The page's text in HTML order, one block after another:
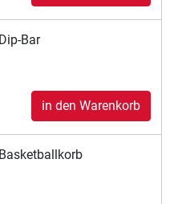
Bar
in den Warenkorb